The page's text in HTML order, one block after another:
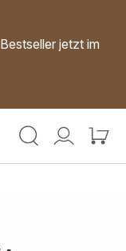
jetzt im
Mein
Mein